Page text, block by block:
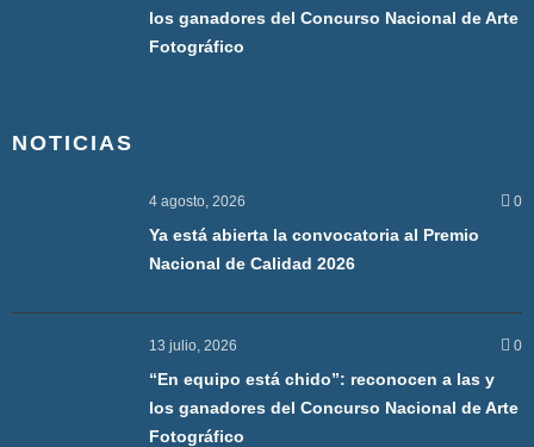
los ganadores del Concurso Nacional de Arte
Fotográfico
NOTICIAS
4 agosto, 2026 0
Ya está abierta la convocatoria al Premio
Nacional de Calidad 2026
13 julio, 2026 0
“En equipo está chido”: reconocen a las y
los ganadores del Concurso Nacional de Arte
Fotográfico